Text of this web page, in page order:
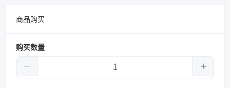
商品购买
购买数量